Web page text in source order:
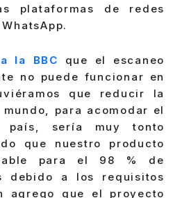
plataformas de redes
la BBC que el escaneo
no puede funcionar en
que reducir la
para acomodar el
país, sería muy tonto
que nuestro producto
para el 98 % de
debido a los requisitos
agrego que el proyecto